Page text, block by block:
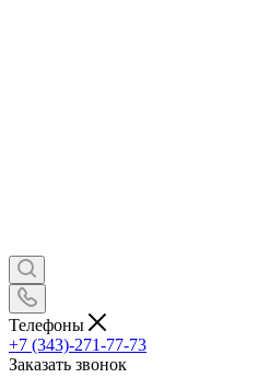
Телефоны
+7 (343)-271-77-73
Заказать звонок